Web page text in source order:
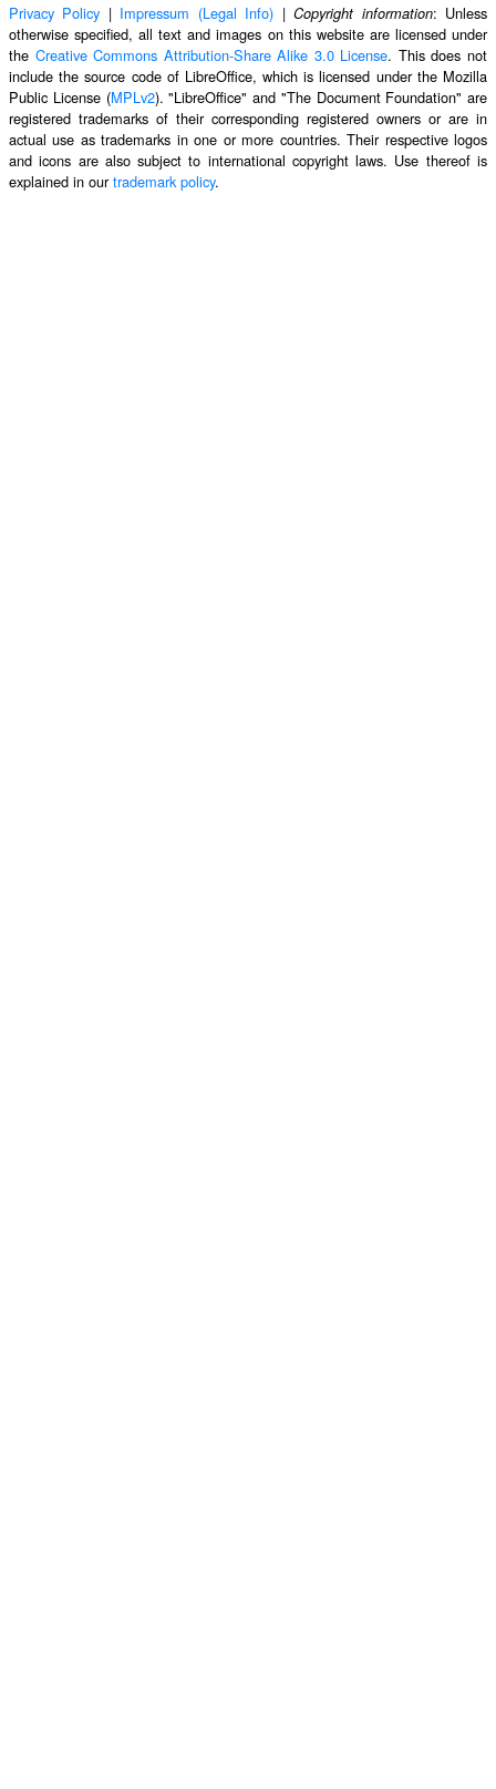
Privacy Policy | Impressum (Legal Info) |Copyright information: Unless
otherwise specified, all text and images on this website are licensed under
the Creative Commons Attribution-Share Alike 3.0 License. This does not
include the source code of LibreOffice, which is licensed under the Mozilla
Public License (MPLv2). "LibreOffice" and "The Document Foundation" are
registered trademarks of their corresponding registered owners or are in
actual use as trademarks in one or more countries. Their respective logos
and icons are also subject to international copyright laws. Use thereof is
explained in ourtrademark policy.